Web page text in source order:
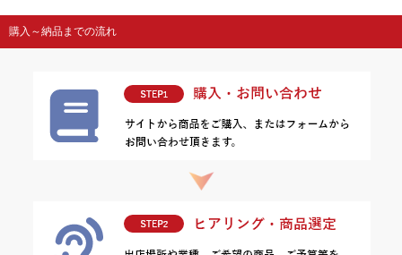
購入～納品までの流れ